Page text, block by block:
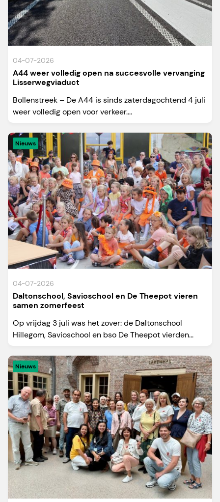
04-07-2026
A44 weer volledig open na succesvolle vervanging
Lisserwegviaduct
Bollenstreek – De A44 is sinds zaterdagochtend 4 juli
weer volledig open voor verkeer....
Nieuws
04-07-2026
Daltonschool, Savioschool en De Theepot vieren
samen zomerfeest
Op vrijdag 3 juli was het zover: de Daltonschool
Hillegom, Savioschool en bso De Theepot vierden...
Nieuws